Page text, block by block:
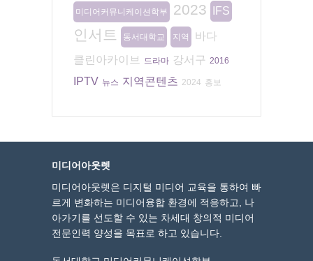
미디어커뮤니케이션학부 2023 IFS
인서트 동서대학교 지역
바다
클린아카이브
드라마 강서구 2016
IPTV 뉴스 지역콘텐츠 2024 홍보
미디어아웃렛
미디어아웃렛은 디지털 미디어 교육을 통하여 빠
르게 변화하는 미디어융합 환경에 적응하고, 나
아가기를 선도할 수 있는 차세대 창의적 미디어
전문인력 양성을 목표로 하고 있습니다.